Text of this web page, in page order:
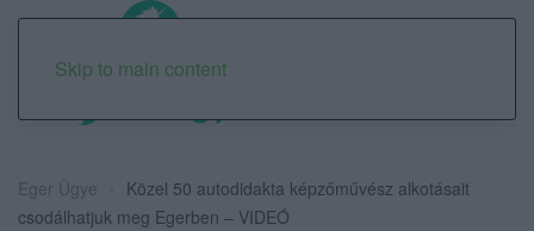
Skip to main content
Eger Ügye
Közel 50 autodidakta képzőművész alkotásait
csodálhatjuk meg Egerben – VIDEÓ